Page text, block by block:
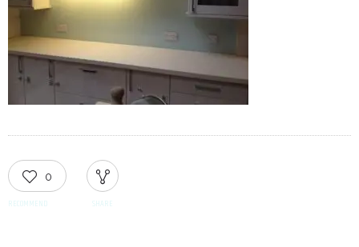
0
RECOMMEND SHARE